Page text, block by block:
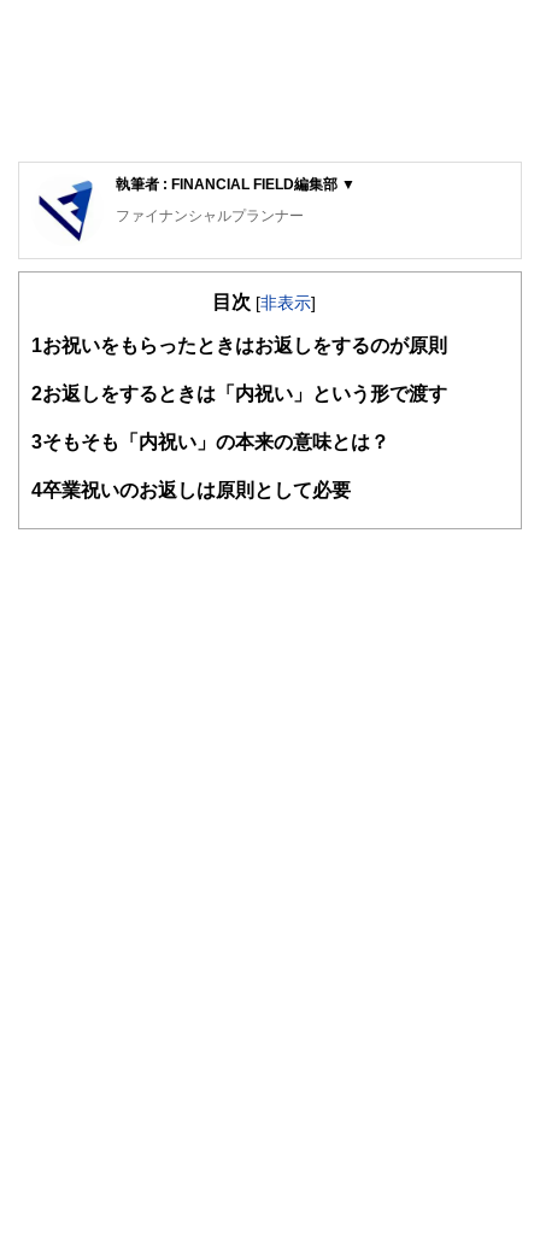
執筆者 : FINANCIAL FIELD編集部 ▼
ファイナンシャルプランナー
FinancialField編集部は、金融、経済に関する記事を、日々
知識がない方でも理解できるようわかりやすく発信していま
得者を中心に「お金や暮らし」に関する書籍・雑誌の編集経
験者で構成され、企画立案から記事掲載まですべての工程に
護士、税理士、宅地建物取引士、相続診断士、住宅ローンア
目次 [非表示]
1 お祝いをもらったときはお返しをするのが原則
2お返しをするときは「内祝い」という形で渡す
3そもそも「内祝い」の本来の意味とは？
4卒業祝いのお返しは原則として必要